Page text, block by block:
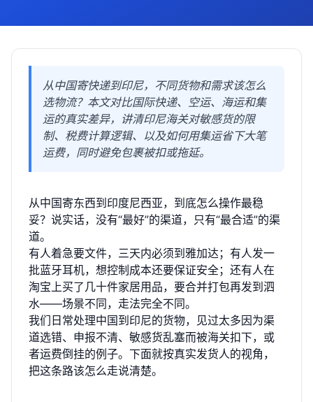
从中国寄快递到印尼，不同货物和需求该怎么
选物流？本文对比国际快递、空运、海运和集
运的真实差异，讲清印尼海关对敏感货的限
制、税费计算逻辑、以及如何用集运省下大笔
运费，同时避免包裹被扣或拖延。
从中国寄东西到印度尼西亚，到底怎么操作最稳
妥？说实话，没有“最好”的渠道，只有“最合适”的渠
道。
有人着急要文件，三天内必须到雅加达；有人发一
批蓝牙耳机，想控制成本还要保证安全；还有人在
淘宝上买了几十件家居用品，要合并打包再发到泗
水——场景不同，走法完全不同。
我们日常处理中国到印尼的货物，见过太多因为渠
道选错、申报不清、敏感货乱塞而被海关扣下，或
者运费倒挂的例子。下面就按真实发货人的视角，
把这条路该怎么走说清楚。